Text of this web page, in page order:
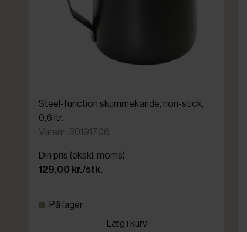
Steel-function skummekande, non-stick,
0,6 ltr.
Varenr: 30191706
Din pris (ekskl. moms)
129,00 kr./stk.
På lager
Læg i kurv